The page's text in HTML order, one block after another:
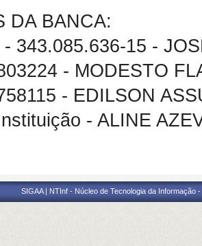
DA BANCA:
343.085.636-15 -
- MODESTO
- EDILSON
- ALINE
SIGAA | NTInf - Núcleo de Tecnologia da